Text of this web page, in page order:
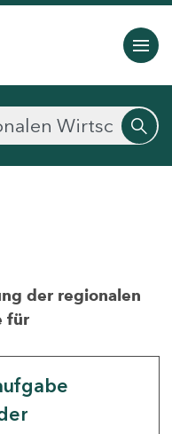
der regionalen
für